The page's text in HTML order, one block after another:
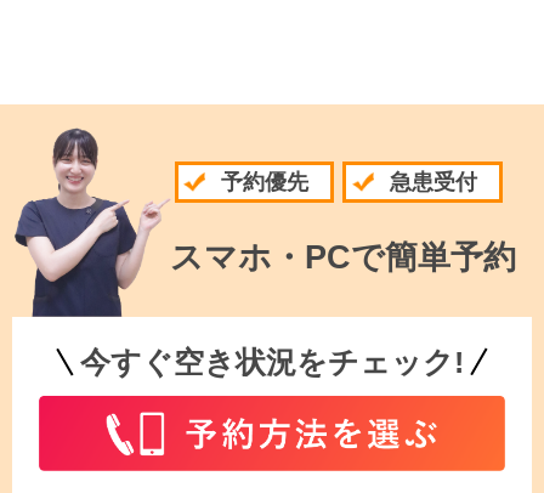
予約優先 急患受付
スマホ・PCで簡単予約
今すぐ空き状況をチェック!